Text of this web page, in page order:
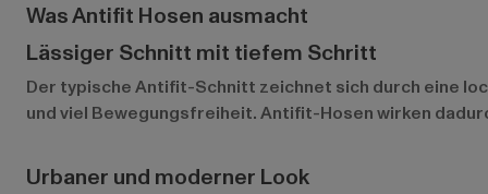
Was Antifit Hosen ausmacht
Lässiger Schnitt mit tiefem Schritt
Der typische Antifit-Schnitt zeichnet sich durch eine
und viel Bewegungsfreiheit. Antifit-Hosen wirken
Urbaner und moderner Look